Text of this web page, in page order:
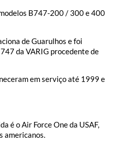
B747-200 / 300 e 400
de Guarulhos e foi
da VARIG procedente de
em serviço até 1999 e
é o Air Force One da USAF,
americanos.